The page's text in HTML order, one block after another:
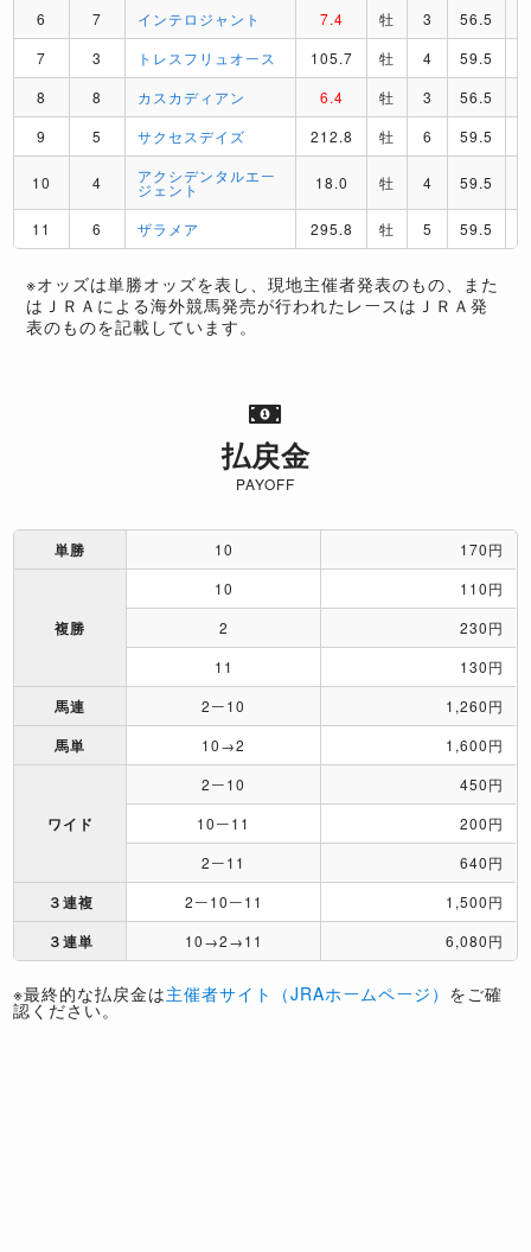
6
7 インテロジャント 7.4 牡 3 56.5
7
3 トレスフリュオース 105.7 牡 4 59.5
8
8 カスカディアン 6.4 牡 3 56.5
9
5 サクセスデイズ 212.8 牡 6 59.5
10 4 アクシデンタルエー
ジェント 18.0 牡 4 59.5
11 6 ザラメア 295.8 牡 5 59.5
※オッズは単勝オッズを表し、現地主催者発表のもの、また
はＪＲＡによる海外競馬発売が行われたレースはＪＲＡ発
表のものを記載しています。
払戻金
PAYOFF
単勝 10 170円
複勝
10
110円
2
230円
11
130円
馬連 2ー10 1,260円
馬単 10→2 1,600円
ワイド
2ー10
450円
10ー11
200円
2ー11
640円
３連複 2ー10ー11 1,500円
３連単 10→2→11 6,080円
※最終的な払戻金は主催者サイト（JRAホームページ） をご確
認ください。